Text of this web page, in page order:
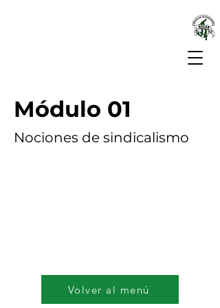
Módulo 01
Nociones de sindicalismo
Volver al menú